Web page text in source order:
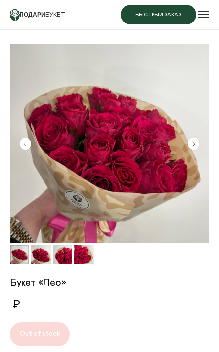
ПОДАРИ БУКЕТ БЫСТРЫЙ ЗАКАЗ
Букет «Лео»
₽
Out of stock